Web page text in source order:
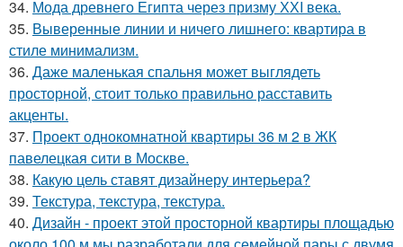
34. Мода древнего Египта через призму ХХI века.
35. Выверенные линии и ничего лишнего: квартира в
стиле минимализм.
36. Даже маленькая спальня может выглядеть
просторной, стоит только правильно расставить
акценты.
37. Проект однокомнатной квартиры 36 м 2 в ЖК
павелецкая сити в Москве.
38. Какую цель ставят дизайнеру интерьера?
39. Текстура, текстура, текстура.
40. Дизайн - проект этой просторной квартиры площадью